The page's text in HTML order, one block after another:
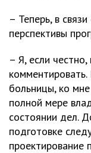
– Теперь, в
перспективы
– Я, если честно,
больницы, ко
полной мере
состоянии дел.
подготовке
проектирование